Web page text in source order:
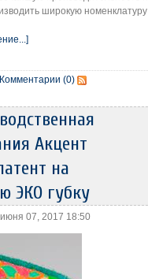
широкую номенклатуру
Комментарии (0)
Акцент
на
ЭКО губку
07, 2017 18:50